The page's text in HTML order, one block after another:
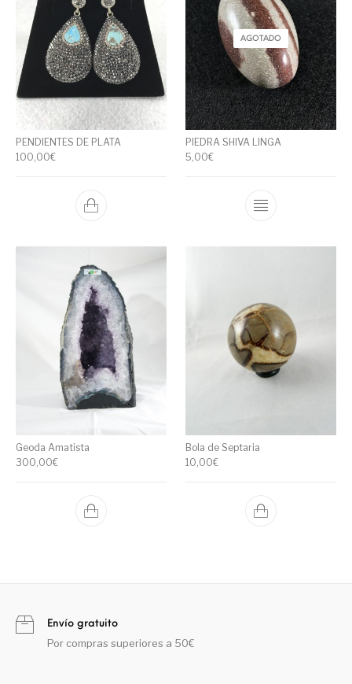
PENDIENTES DE PLATA
100,00€
AGOTADO
PIEDRA SHIVA LINGA
5,00€
Geoda Amatista
300,00€
Bola de Septaria
10,00€
Envío gratuito
Por compras superiores a 50€